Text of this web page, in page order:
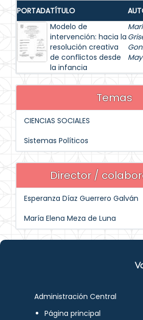
PORTADATÍTULO
Modelo de
intervención: hacia la
resolución creativa
de conflictos desde
la infancia
Temas
CIENCIAS SOCIALES
Sistemas Políticos
Director /
Esperanza Díaz Guerrero Galván
María Elena Meza de Luna
Administración Central
Página principal